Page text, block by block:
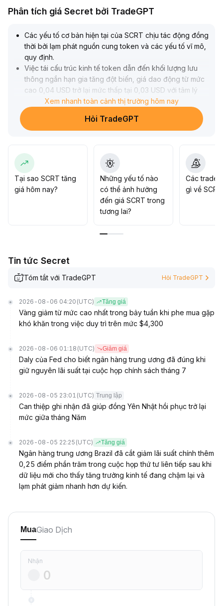
Phân tích giá Secret bởi TradeGPT
Các yếu tố cơ bản hiện tại của SCRT chịu tác động đồng
thời bởi lạm phát nguồn cung token và các yếu tố vĩ mô,
quy định.
Việc tái cấu trúc kinh tế token dẫn đến khối lượng lưu
thông ngắn hạn gia tăng đột biến, giá dao động từ mức
cao 0,04 USD trở lại mức thấp tại 0,03 USD với tâm lý
quan sát vốn rõ rệt.
Việc đổi chủ tịch Fed và các sự kiện rủi ro toàn cầu
khiến phân bổ tài sản ngày càng thận trọng, đẩy giá thử
thích ứng tuân thủ của nền tảng đã thể hiện khả năng
chống giảm giá tốt hơn so với các đồng riêng tư khác.
Khuyến nghị chú ý hiệu lực hỗ trợ 0,03 USD
Nếu cơ chế thuế cân bằng được vốn và lưu thông, kết
hợp khả năng thích nghi với quy định, dự án có tiềm
năng phục hồi trong trung và dài hạn, còn chiến lược
phá nên theo dõi diễn biến quy định và tình hình phân
Xem nhanh toàn cảnh thị trường hôm nay
Hỏi TradeGPT
Tại sao SCRT tăng
giá hôm nay?
Những yếu tố nào
có thể ảnh hưởng
đến giá SCRT trong
tương lai?
Các trader
gì về
Tin tức Secret
Tóm tắt với TradeGPT Hỏi TradeGPT
2026-08-06 04:20 (UTC) Tăng giá
Vàng giảm từ mức cao nhất trong bảy tuần khi phe mua gặp
khó khăn trong việc duy trì trên mức $4,300
2026-08-06 01:18 (UTC) Giảm giá
Daly của Fed cho biết ngân hàng trung ương đã đúng khi
giữ nguyên lãi suất tại cuộc họp chính sách tháng 7
2026-08-05 23:01 (UTC) Trung lập
Can thiệp ghi nhận đã giúp đồng Yên Nhật hồi phục trở lại
mức giữa tháng Năm
2026-08-05 22:25 (UTC) Tăng giá
Ngân hàng trung ương Brazil đã cắt giảm lãi suất chính thêm
0,25 điểm phần trăm trong cuộc họp thứ tư liên tiếp sau khi
dữ liệu mới cho thấy tăng trưởng kinh tế đang chậm lại và
lạm phát giảm nhanh hơn dự kiến.
MuaGiao Dịch
Nhận